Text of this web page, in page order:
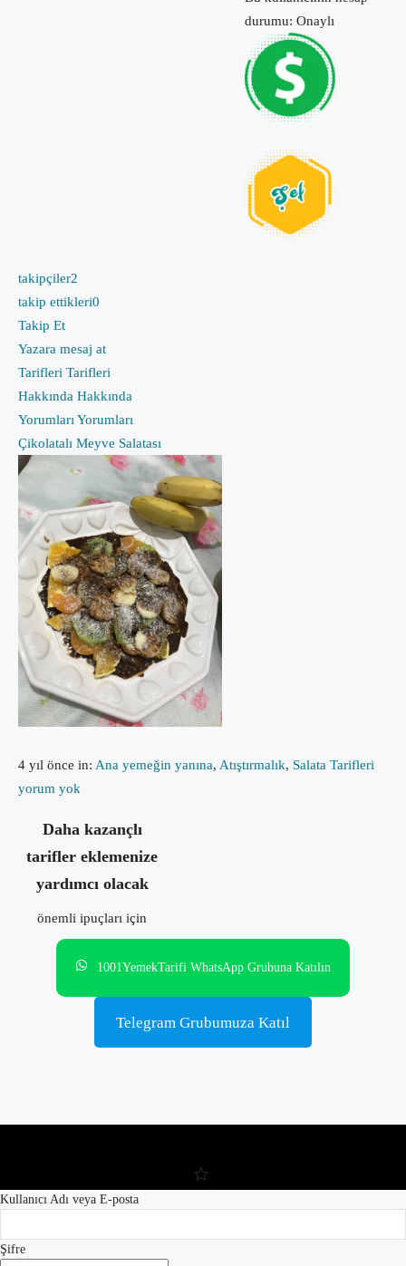
durumu: Onaylı
takipçiler2
takip ettikleri0
Takip Et
Yazara mesaj at
Tarifleri Tarifleri
Hakkında Hakkında
Yorumları Yorumları
Çikolatalı Meyve Salatası
4 yıl önce in: Ana yemeğin yanına, Atıştırmalık, Salata Tarifleri
yorum yok
Daha kazançlı
tarifler eklemenize
yardımcı olacak
önemli ipuçları için
1001YemekTarifi WhatsApp Grubuna Katılın
Telegram Grubumuza Katıl
Kullanıcı Adı veya E-posta
Şifre